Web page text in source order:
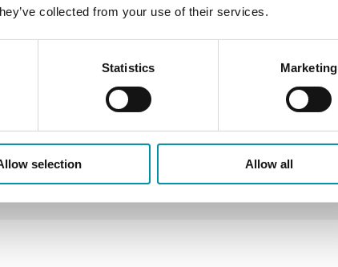
collected from your use of their services.
Statistics Marketing
selection Allow all
10…19 mm
50 mm